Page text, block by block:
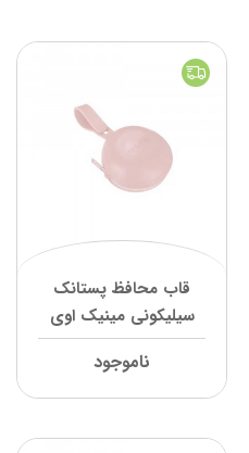
قاب محافظ پستانک
سیلیکونی مینیک اوی
اوی
ناموجود